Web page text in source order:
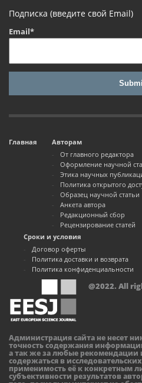
Подписка (введите свой Email)
Email*
Главная
Авторам
От главного редактора
Оформление научной
Этика научных
Политика открытого
Образец научной статьи
Анкета автора
Редакционный сбор
Рецензирование статей
Сроки и условия
Договор оферты
Политика доставки и возврата
Политика конфиденциальности
@2022. All
Администрация сайта не несет
точность содержания
а так же за любые рекомендации
содержаться в
применимость её к конкретным
субъективности результатов